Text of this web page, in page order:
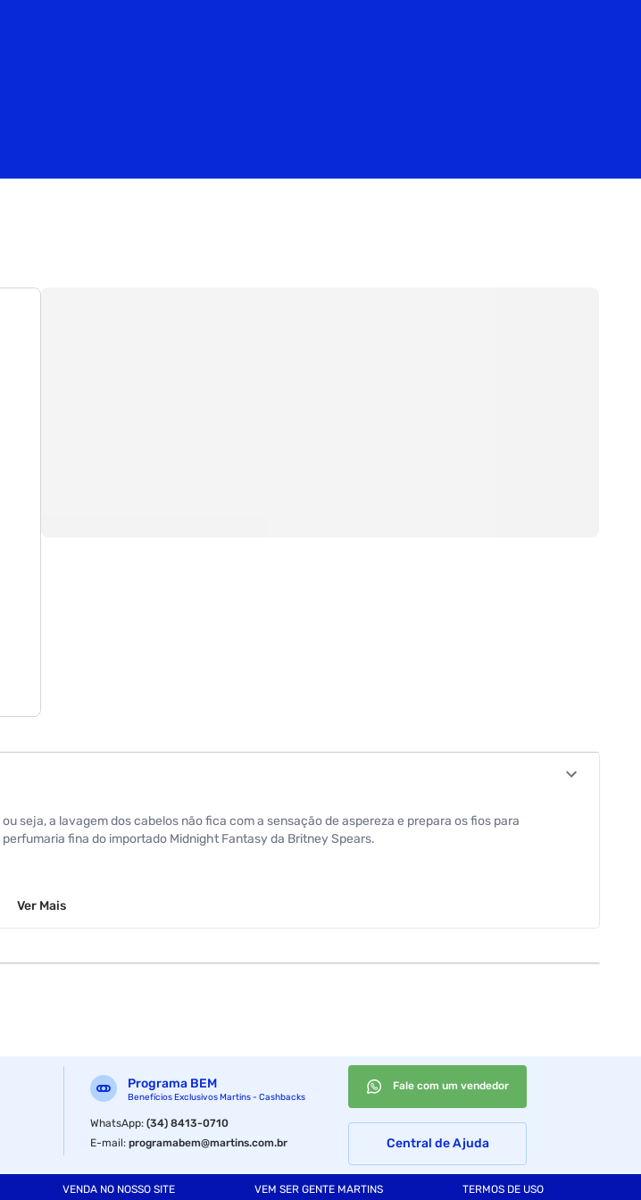
seja, a lavagem dos cabelos não fica com a sensação de aspereza e prepara os fios para
fina do importado Midnight Fantasy da Britney Spears.
Ver Mais
Programa BEM
Benefícios Exclusivos Martins - Cashbacks
WhatsApp:(34) 8413-0710
E-mail:programabem@martins.com.br
Fale com um vendedor
Central de Ajuda
VENDA NO NOSSO SITE VEM SER GENTE MARTINS TERMOS DE USO